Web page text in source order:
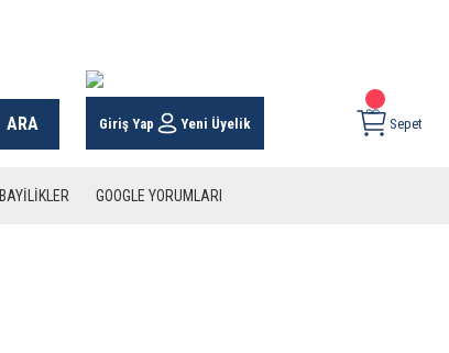
ARA Giriş Yap Yeni Üyelik Sepet
BAYİLİKLER GOOGLE YORUMLARI